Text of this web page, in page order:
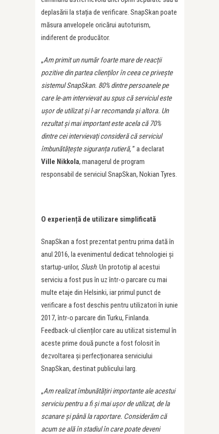
deplasării la stația de verificare. SnapSkan poate
măsura anvelopele oricărui autoturism,
indiferent de producător.
„Am primit un număr foarte mare de reacții
pozitive din partea clienților în ceea ce privește
sistemul SnapSkan. 80% dintre persoanele pe
care le-am intervievat au spus că serviciul este
ușor de utilizat și l-ar recomanda și altora. Un
rezultat și mai important este acela că 70%
dintre cei intervievați consideră că serviciul
îmbunătățește siguranța rutieră,” a declarat
Ville Nikkola, managerul de program
responsabil de serviciul SnapSkan, Nokian Tyres.
O experiență de utilizare simplificată
SnapSkan a fost prezentat pentru prima dată în
anul 2016, la evenimentul dedicat tehnologiei și
startup-urilor, Slush. Un prototip al acestui
serviciu a fost pus în uz într-o parcare cu mai
multe etaje din Helsinki, iar primul punct de
verificare a fost deschis pentru utilizatori în iunie
2017, într-o parcare din Turku, Finlanda.
Feedback-ul clienților care au utilizat sistemul în
aceste prime două puncte a fost folosit în
dezvoltarea și perfecționarea serviciului
SnapSkan, destinat publicului larg.
„Am realizat îmbunătățiri importante ale acestui
serviciu pentru a fi și mai ușor de utilizat, de la
scanare și până la raportare. Considerăm că
acum se ală în stadiul în care poate deveni